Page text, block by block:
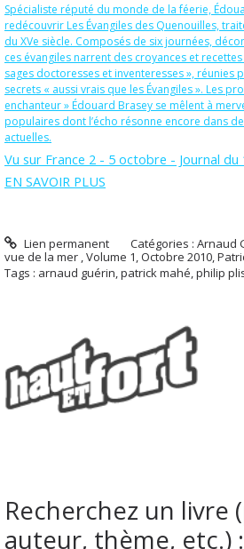
Spécialiste réputé du monde de la féerie,
redécouvrir Les Évangiles des Quenouilles,
du XVe siècle. Composés de six journées,
ces évangiles narrent des croyances et
sages doctoresses et inventeresses », réunies
secrets « aussi vrais que les Évangiles ». Les
enchanteur » Édouard Brasey se mêlent à
populaires dont l’écho résonne encore dans
actuelles.
Vu sur France 2 - 5 octobre - Journal du
EN SAVOIR PLUS
Lien permanent Catégories :Arnaud
vue de la mer , Volume 1 Octobre 2010
Tags : arnaud guérin patrick mahé philip
Recherchez un livre
auteur, thème, etc.) :